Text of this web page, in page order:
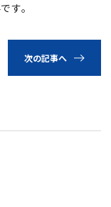
す。
次の記事へ